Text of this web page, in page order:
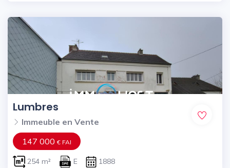
Lumbres
Immeuble en Vente
147 000€ FAI
254 m² E 1888